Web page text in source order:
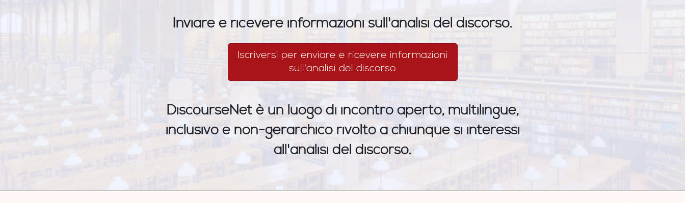
Inviare e ricevere informazioni sull'analisi del discorso.
Iscriversi per enviare e ricevere informazioni
sull'analisi del discorso
DiscourseNet è un luogo di incontro aperto, multilingue,
inclusivo e non-gerarchico rivolto a chiunque si interessi
all'analisi del discorso.